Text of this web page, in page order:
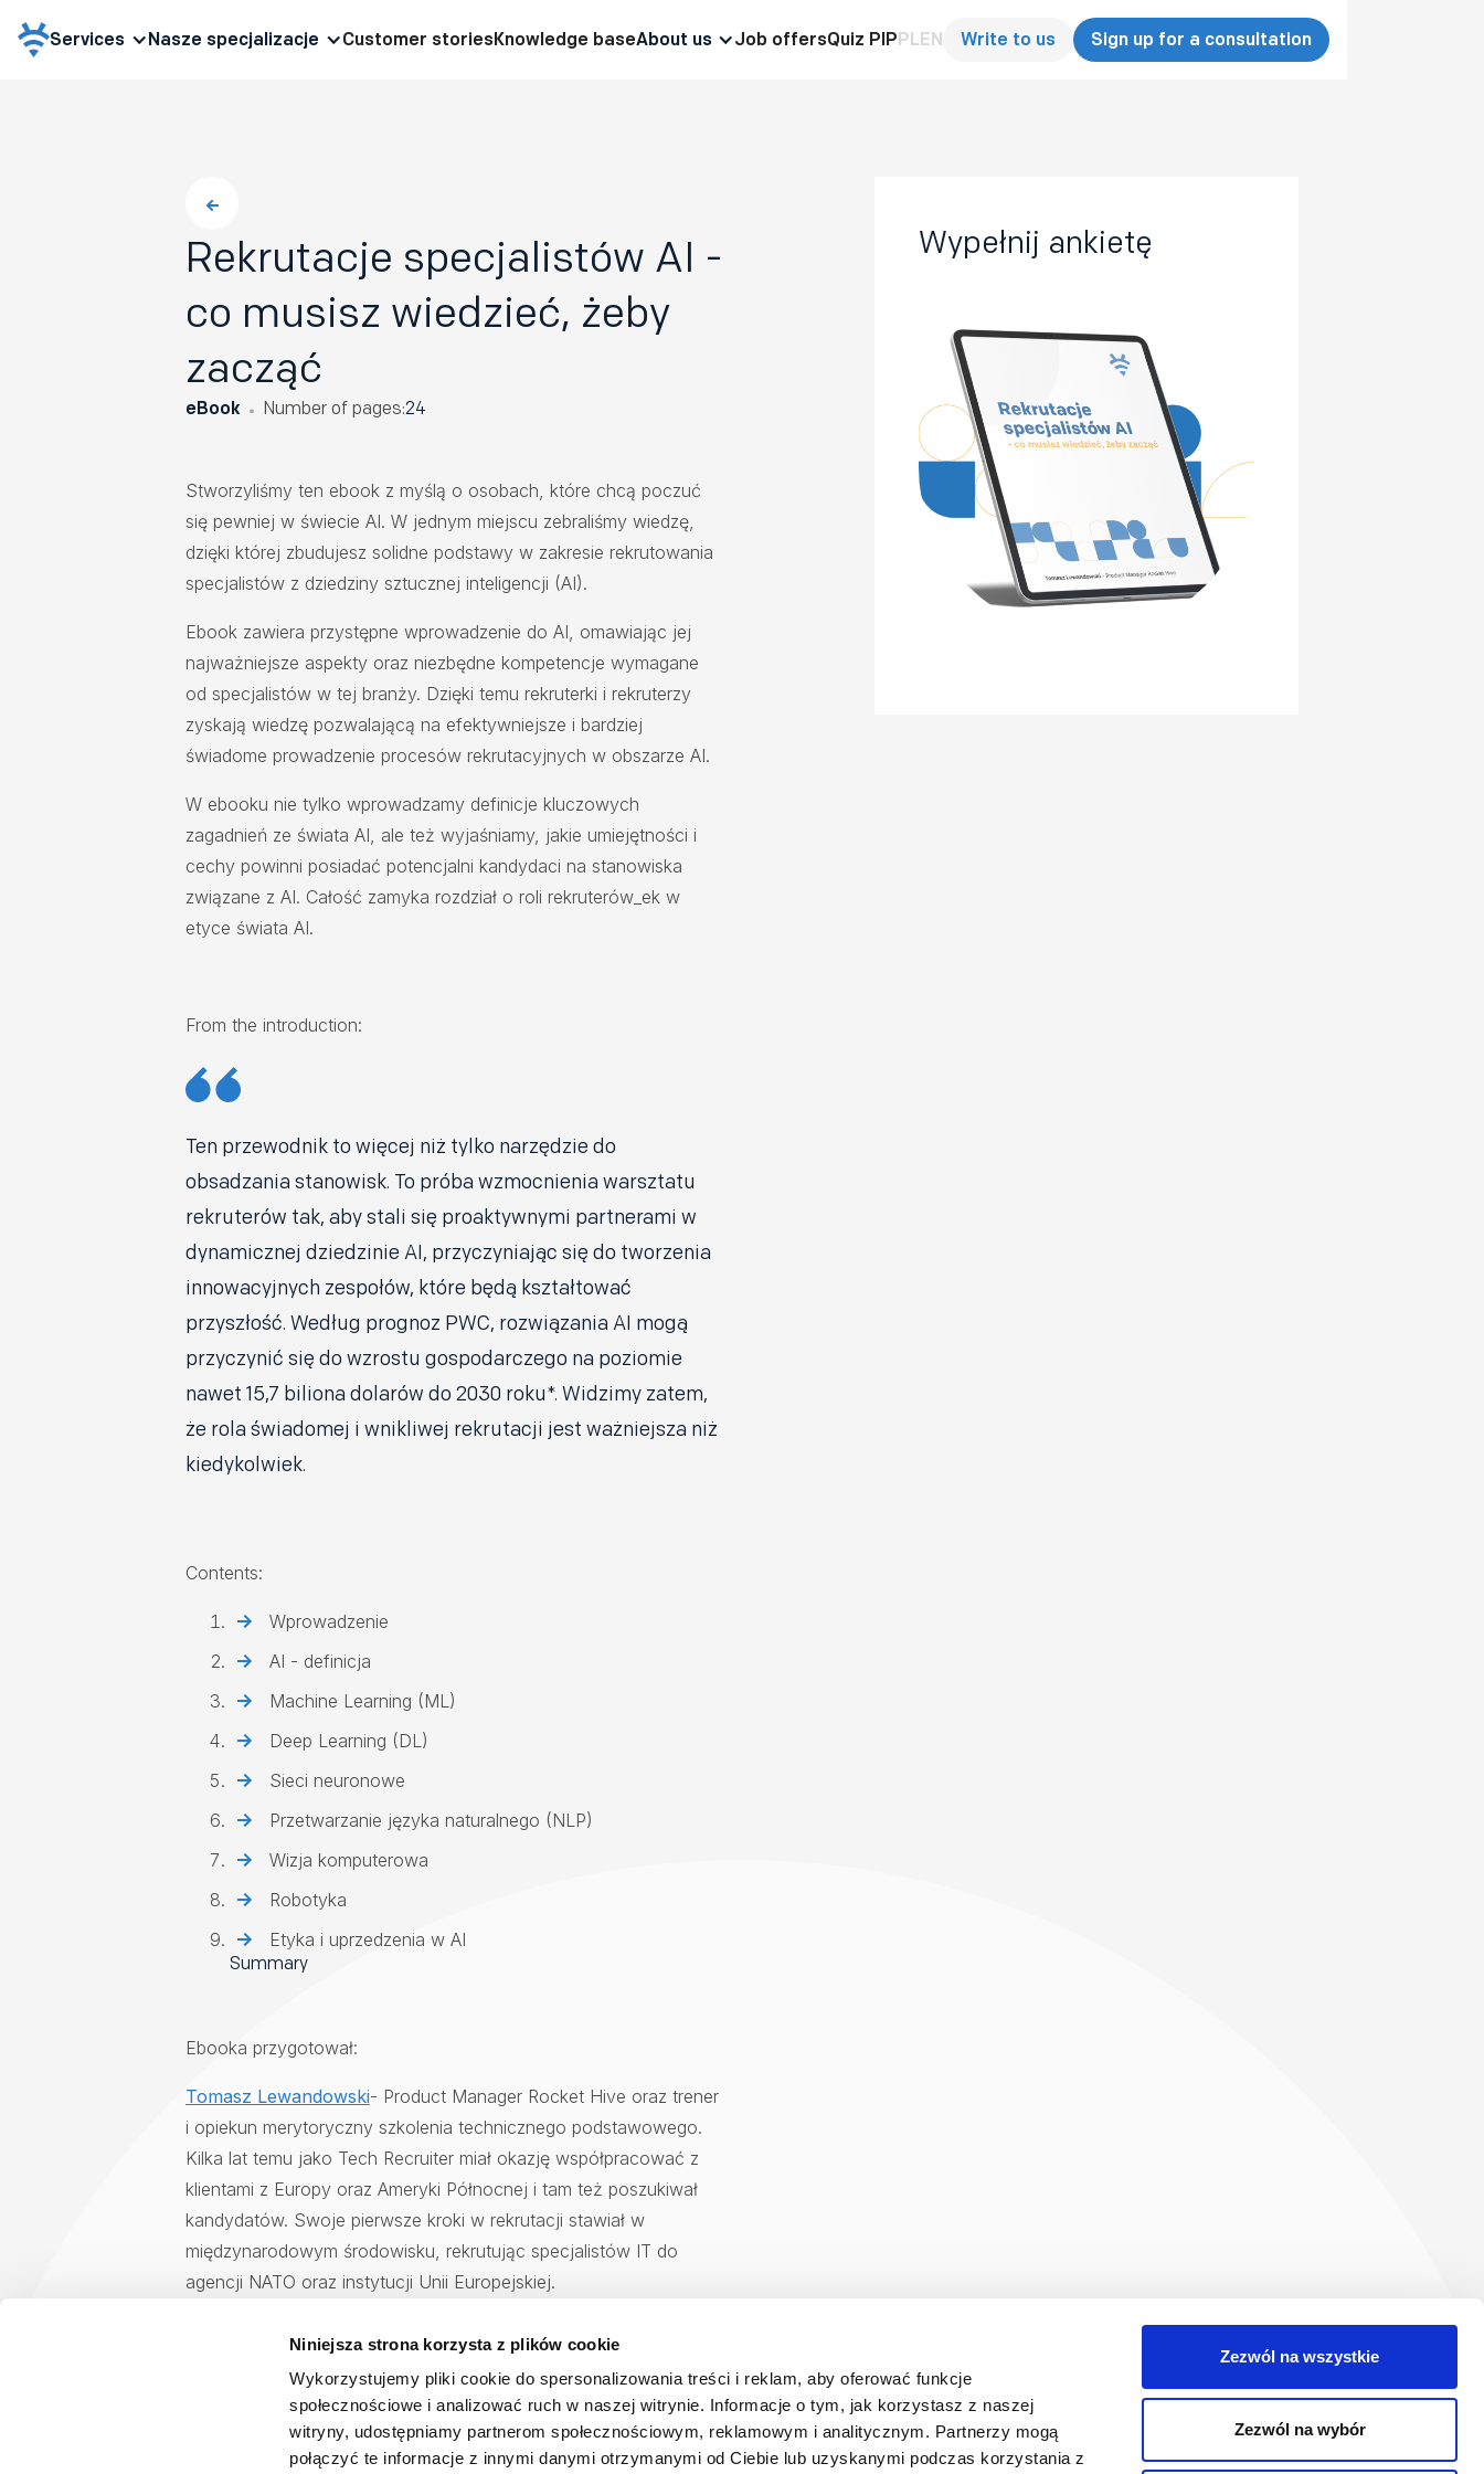
Niniejsza strona korzysta z plików cookie
Wykorzystujemy pliki cookie do spersonalizowania treści i reklam, aby oferować funkcje
społecznościowe i analizować ruch w naszej witrynie. Informacje o tym, jak korzystasz z naszej
witryny, udostępniamy partnerom społecznościowym, reklamowym i analitycznym. Partnerzy mogą
połączyć te informacje z innymi danymi otrzymanymi od Ciebie lub uzyskanymi podczas korzystania z
Zezwól na wszystkie
Zezwól na wybór
Services Nasze specjalizacje Customer storiesKnowledge baseAbout us Job offersQuiz PIPPLEN Write to us Sign up for a consultation
Rekrutacje specjalistów AI -
co musisz wiedzieć, żeby
zacząć
eBook Number of pages:24
Stworzyliśmy ten ebook z myślą o osobach, które chcą poczuć
się pewniej w świecie AI. W jednym miejscu zebraliśmy wiedzę,
dzięki której zbudujesz solidne podstawy w zakresie rekrutowania
specjalistów z dziedziny sztucznej inteligencji (AI).
Ebook zawiera przystępne wprowadzenie do AI, omawiając jej
najważniejsze aspekty oraz niezbędne kompetencje wymagane
od specjalistów w tej branży. Dzięki temu rekruterki i rekruterzy
zyskają wiedzę pozwalającą na efektywniejsze i bardziej
świadome prowadzenie procesów rekrutacyjnych w obszarze AI.
W ebooku nie tylko wprowadzamy definicje kluczowych
zagadnień ze świata AI, ale też wyjaśniamy, jakie umiejętności i
cechy powinni posiadać potencjalni kandydaci na stanowiska
związane z AI. Całość zamyka rozdział o roli rekruterów_ek w
etyce świata AI.
From the introduction:
Ten przewodnik to więcej niż tylko narzędzie do
obsadzania stanowisk. To próba wzmocnienia warsztatu
rekruterów tak, aby stali się proaktywnymi partnerami w
dynamicznej dziedzinie AI, przyczyniając się do tworzenia
innowacyjnych zespołów, które będą kształtować
przyszłość. Według prognoz PWC, rozwiązania AI mogą
przyczynić się do wzrostu gospodarczego na poziomie
nawet 15,7 biliona dolarów do 2030 roku*. Widzimy zatem,
że rola świadomej i wnikliwej rekrutacji jest ważniejsza niż
kiedykolwiek.
Contents:
Wprowadzenie
AI - definicja
Machine Learning (ML)
Deep Learning (DL)
Sieci neuronowe
Przetwarzanie języka naturalnego (NLP)
Wizja komputerowa
Robotyka
Etyka i uprzedzenia w AI
Summary
Ebooka przygotował:
Tomasz Lewandowski- Product Manager Rocket Hive oraz trener
i opiekun merytoryczny szkolenia technicznego podstawowego.
Kilka lat temu jako Tech Recruiter miał okazję współpracować z
klientami z Europy oraz Ameryki Północnej i tam też poszukiwał
kandydatów. Swoje pierwsze kroki w rekrutacji stawiał w
międzynarodowym środowisku, rekrutując specjalistów IT do
agencji NATO oraz instytucji Unii Europejskiej.
Wypełnij ankietę